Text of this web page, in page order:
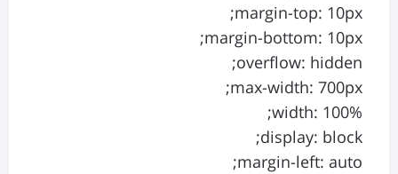
margin-top: 10px;
margin-bottom: 10px;
overflow: hidden;
max-width: 700px;
width: 100%;
display: block;
margin-left: auto;